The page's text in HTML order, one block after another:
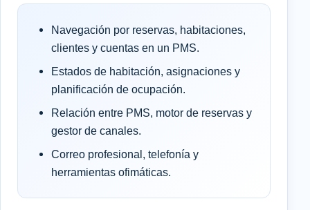
Navegación por reservas, habitaciones,
clientes y cuentas en un PMS.
Estados de habitación, asignaciones y
planificación de ocupación.
Relación entre PMS, motor de reservas y
gestor de canales.
Correo profesional, telefonía y
herramientas ofimáticas.